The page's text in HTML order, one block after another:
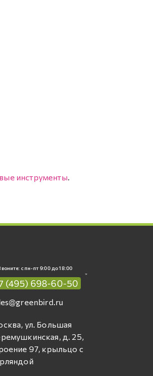
инструменты.
c пн-пт 9:00 до 18:00
(495) 698-60-50
ул. Большая
д. 25,
97, крыльцо с